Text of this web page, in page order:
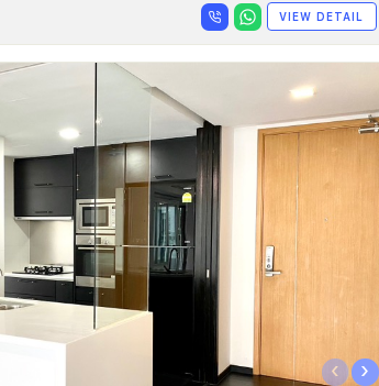
VIEW DETAIL
‹ ›